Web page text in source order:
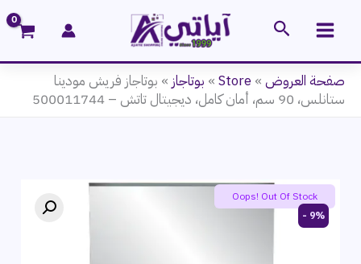
البحث
صفحة العروض »
Store
» بوتاجاز » بوتاجاز فريش مودينا
ستانلس، 90 سم، أمان كامل، ديجيتال تاتش – 500011744
Oops! Out Of Stock
9% -